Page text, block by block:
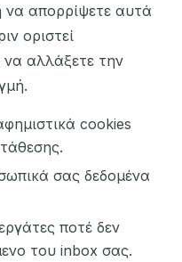
να απορρίψετε αυτά
οριστεί
να αλλάξετε την
cookies
σας δεδομένα
ποτέ δεν
του inbox σας.